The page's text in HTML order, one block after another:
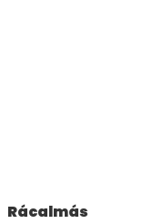
Rácalmás